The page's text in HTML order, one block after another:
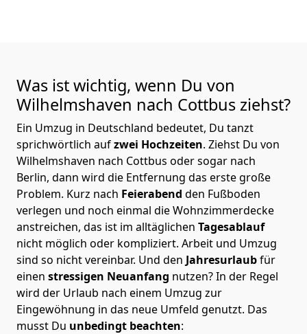
Was ist wichtig, wenn Du von
Wilhelmshaven nach Cottbus ziehst?
Ein Umzug in Deutschland bedeutet, Du tanzt
sprichwörtlich aufzwei Hochzeiten. Ziehst Du von
Wilhelmshaven nach Cottbus oder sogar nach
Berlin, dann wird die Entfernung das erste große
Problem. Kurz nach Feierabend den Fußboden
verlegen und noch einmal die Wohnzimmerdecke
anstreichen, das ist im alltäglichen Tagesablauf
nicht möglich oder kompliziert. Arbeit und Umzug
sind so nicht vereinbar. Und den Jahresurlaubfür
einen stressigen Neuanfang nutzen? In der Regel
wird der Urlaub nach einem Umzug zur
Eingewöhnung in das neue Umfeld genutzt. Das
musst Du unbedingt beachten: